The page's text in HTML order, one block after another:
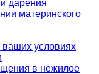
дарения
материнского
условиях
в нежилое